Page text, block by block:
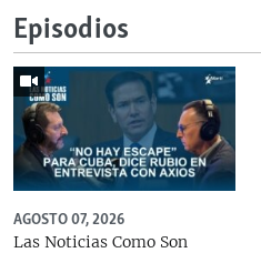
Episodios
AGOSTO 07, 2026
Las Noticias Como Son